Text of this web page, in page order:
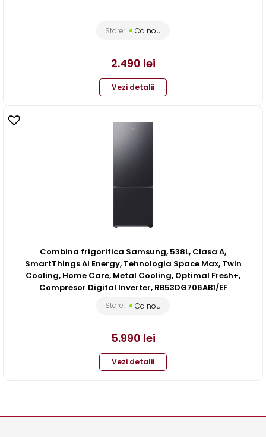
Stare: Ca nou
2.490 lei
Vezi detalii
Combina frigorifica Samsung, 538L, Clasa A,
SmartThings AI Energy, Tehnologia Space Max, Twin
Cooling, Home Care, Metal Cooling, Optimal Fresh+,
Compresor Digital Inverter, RB53DG706AB1/EF
Stare: Ca nou
5.990 lei
Vezi detalii